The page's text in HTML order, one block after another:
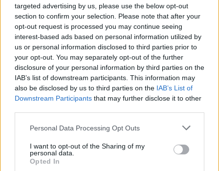
targeted advertising by us, please use the below opt-out
section to confirm your selection. Please note that after your
opt-out request is processed you may continue seeing
interest-based ads based on personal information utilized by
us or personal information disclosed to third parties prior to
your opt-out. You may separately opt-out of the further
disclosure of your personal information by third parties on the
IAB’s list of downstream participants. This information may
also be disclosed by us to third parties on the IAB’s List of
Downstream Participants that may further disclose it to other
Please note that this website/app uses one or more Google
not limited to your visit or usage behaviour. You may click to
grant or deny consent to Google and its third-party tags to
use your data for below specified purposes in below Google
Personal Data Processing Opt Outs
I want to opt-out of the Sharing of my
personal data.
Opted In